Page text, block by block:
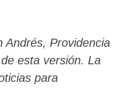
Andrés, Providencia
esta versión. La
para